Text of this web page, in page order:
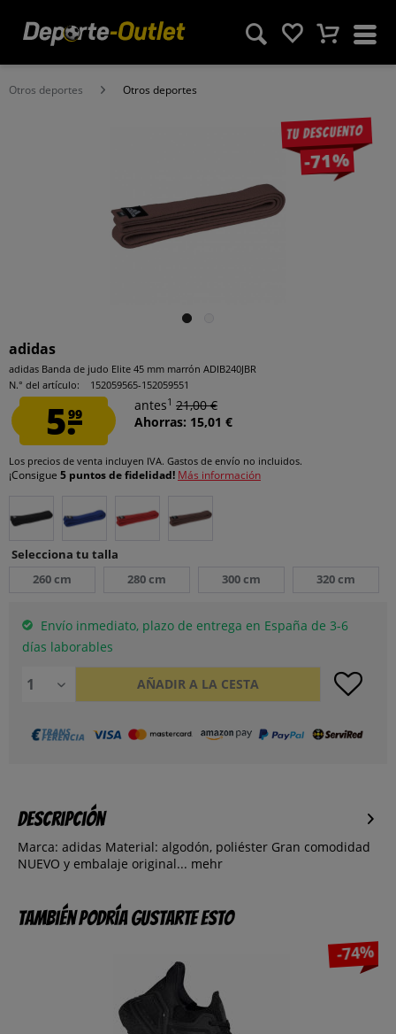
Otros deportes Otros deportes
Tu descuento
-71%
adidas
adidas Banda de judo Elite 45 mm marrón ADIB240JBR
N.° del artículo:
152059565-152059551
5.99
antes1 21,00 €
Ahorras: 15,01 €
Los precios de venta incluyen IVA. Gastos de envío no incluidos.
¡Consigue 5 puntos de fidelidad! Más información
Selecciona tu talla
260 cm
280 cm 300 cm 320 cm
Envío inmediato, plazo de entrega en España de 3-6
días laborables
AÑADIR A LA CESTA
Descripción
Marca: adidas Material: algodón, poliéster Gran comodidad
NUEVO y embalaje original... mehr
También podría gustarte esto
-74%